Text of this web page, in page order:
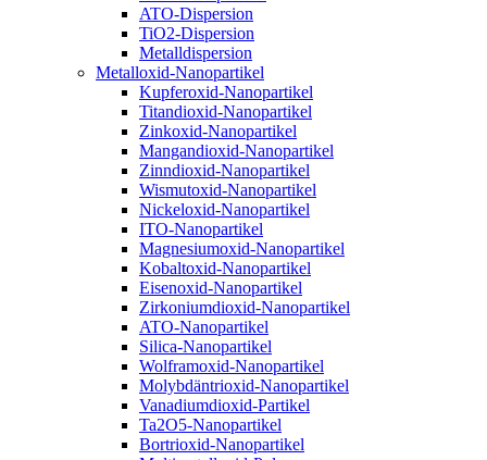
ATO-Dispersion
TiO2-Dispersion
Metalldispersion
Metalloxid-Nanopartikel
Kupferoxid-Nanopartikel
Titandioxid-Nanopartikel
Zinkoxid-Nanopartikel
Mangandioxid-Nanopartikel
Zinndioxid-Nanopartikel
Wismutoxid-Nanopartikel
Nickeloxid-Nanopartikel
ITO-Nanopartikel
Magnesiumoxid-Nanopartikel
Kobaltoxid-Nanopartikel
Eisenoxid-Nanopartikel
Zirkoniumdioxid-Nanopartikel
ATO-Nanopartikel
Silica-Nanopartikel
Wolframoxid-Nanopartikel
Molybdäntrioxid-Nanopartikel
Vanadiumdioxid-Partikel
Ta2O5-Nanopartikel
Bortrioxid-Nanopartikel